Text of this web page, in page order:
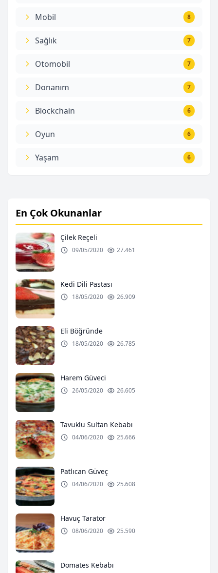
Mobil 8
Sağlık 7
Otomobil 7
Donanım 7
Blockchain 6
Oyun 6
Yaşam 6
En Çok Okunanlar
Çilek Reçeli
09/05/2020 27.461
Kedi Dili Pastası
18/05/2020 26.909
Eli Böğründe
18/05/2020 26.785
Harem Güveci
26/05/2020 26.605
Tavuklu Sultan Kebabı
04/06/2020 25.666
Patlıcan Güveç
04/06/2020 25.608
Havuç Tarator
08/06/2020 25.590
Domates Kebabı